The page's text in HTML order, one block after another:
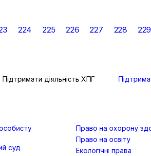
224 225 226 227 228 229
Підтримати діяльність ХПГ
суд
Право на охорону
Право на освіту
Екологічні права